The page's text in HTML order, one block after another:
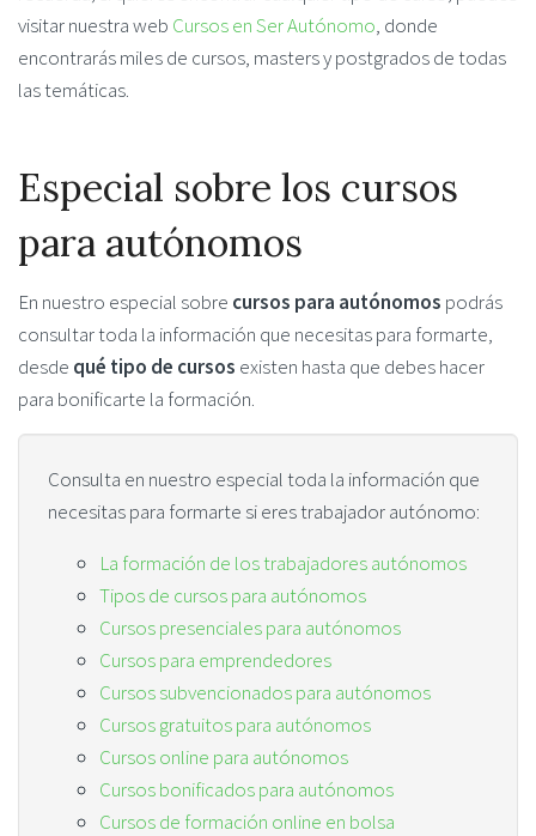
visitar nuestra web Cursos en Ser Autónomo, donde
encontrarás miles de cursos, masters y postgrados de todas
las temáticas.
Especial sobre los cursos
para autónomos
En nuestro especial sobre cursos para autónomos podrás
consultar toda la información que necesitas para formarte,
desde qué tipo de cursos existen hasta que debes hacer
para bonificarte la formación.
Consulta en nuestro especial toda la información que
necesitas para formarte si eres trabajador autónomo:
La formación de los trabajadores autónomos
Tipos de cursos para autónomos
Cursos presenciales para autónomos
Cursos para emprendedores
Cursos subvencionados para autónomos
Cursos gratuitos para autónomos
Cursos online para autónomos
Cursos bonificados para autónomos
Cursos de formación online en bolsa